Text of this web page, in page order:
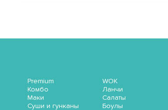
Premium
Комбо
Маки
Суши и гунканы
WOK
Ланчи
Салаты
Боулы